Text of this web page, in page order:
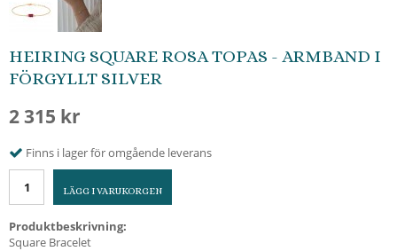
HEIRING SQUARE ROSA TOPAS - ARMBAND I
FÖRGYLLT SILVER
2 315 kr
Finns i lager för omgående leverans
LÄGG I VARUKORGEN
Produktbeskrivning:
Square Bracelet